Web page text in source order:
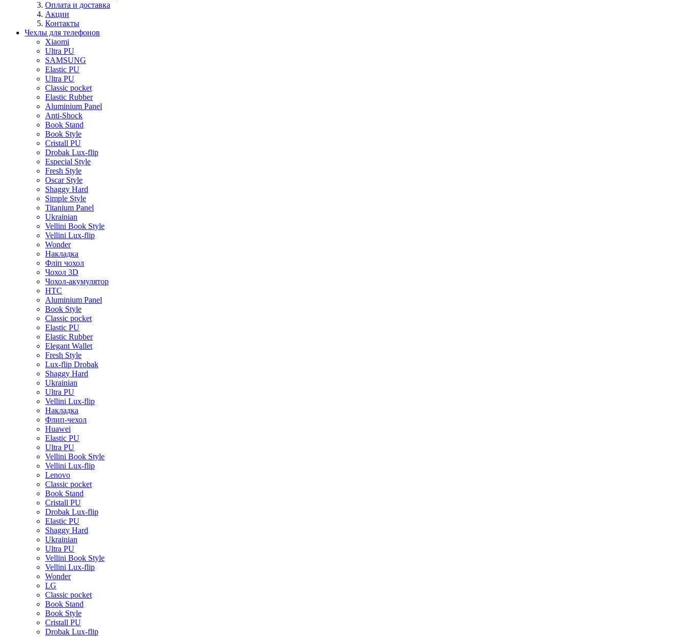
Оплата и доставка
Акции
Контакты
Чехлы для телефонов
Xiaomi
Ultra PU
SAMSUNG
Elastic PU
Ultra PU
Classic pocket
Elastic Rubber
Aluminium Panel
Anti-Shock
Book Stand
Book Style
Cristall PU
Drobak Lux-flip
Especial Style
Fresh Style
Oscar Style
Shaggy Hard
Simple Style
Titanium Panel
Ukrainian
Vellini Book Style
Vellini Lux-flip
Wonder
Накладка
Фліп чохол
Чохол 3D
Чохол-акумулятор
HTC
Aluminium Panel
Book Style
Classic pocket
Elastic PU
Elastic Rubber
Elegant Wallet
Fresh Style
Lux-flip Drobak
Shaggy Hard
Ukrainian
Ultra PU
Vellini Lux-flip
Накладка
Флип-чехол
Huawei
Elastic PU
Ultra PU
Vellini Book Style
Vellini Lux-flip
Lenovo
Classic pocket
Book Stand
Cristall PU
Drobak Lux-flip
Elastic PU
Shaggy Hard
Ukrainian
Ultra PU
Vellini Book Style
Vellini Lux-flip
Wonder
LG
Classic pocket
Book Stand
Book Style
Cristall PU
Drobak Lux-flip